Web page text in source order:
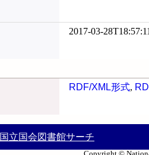
2017-03-
RDF/XML形式,
国立国会図書館サーチ